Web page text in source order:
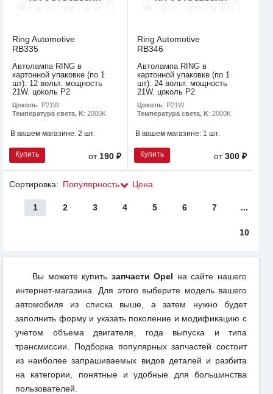
Ring Automotive
RB335
Автолампа RING в
картонной упаковке (по 1
шт): 12 вольт. мощность
21W. цоколь P2
Цоколь: P21W
Температура света, K: 2000K
В вашем магазине: 2 шт.
Купить от 190 ₽
Ring Automotive
RB346
Автолампа RING в
картонной упаковке (по 1
шт): 24 вольт. мощность
21W. цоколь P2
Цоколь: P21W
Температура света, K: 2000K
В вашем магазине: 1 шт.
Купить от300 ₽
Сортировка: Популярность Цена
1 2 3 4 5 6 7 ...
10
Вы можете купить запчасти Opel на сайте нашего
интернет-магазина. Для этого выберите модель вашего
автомобиля из списка выше, а затем нужно будет
заполнить форму и указать поколение и модификацию с
учетом объема двигателя, года выпуска и типа
трансмиссии. Подборка популярных запчастей состоит
из наиболее запрашиваемых видов деталей и разбита
на категории, понятные и удобные для большинства
пользователей.